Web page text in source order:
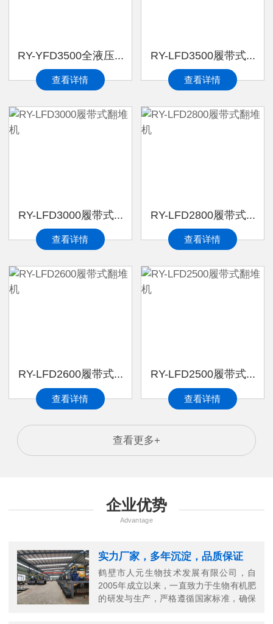
RY-YFD3500全液压...
查看详情
RY-LFD3500履带式...
查看详情
RY-LFD3000履带式...
查看详情
RY-LFD2800履带式...
查看详情
RY-LFD2600履带式...
查看详情
RY-LFD2500履带式...
查看详情
查看更多+
企业优势
Advantage
实力厂家，多年沉淀，品质保证
鹤壁市人元生物技术发展有限公司，自
2005年成立以来，一直致力于生物有机肥
的研发与生产，严格遵循国家标准，确保